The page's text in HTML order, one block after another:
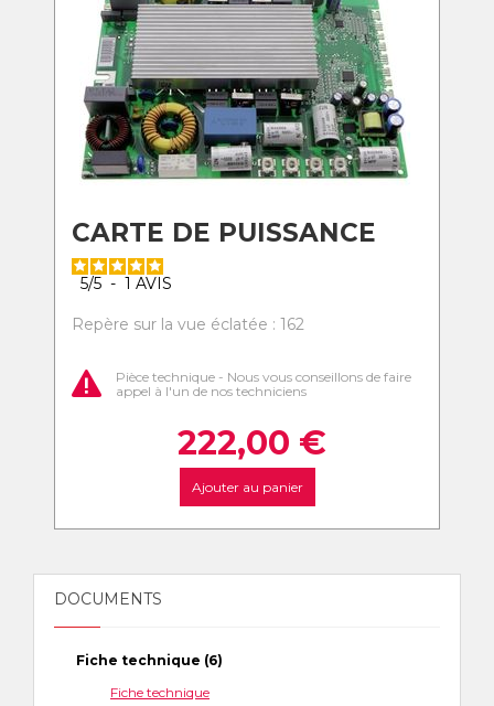
CARTE DE PUISSANCE
5/5 - 1 AVIS
Repère sur la vue éclatée : 162
Pièce technique - Nous vous conseillons de faire
appel à l'un de nos techniciens
222,00 €
Ajouter au panier
DOCUMENTS
Fiche technique (6)
Fiche technique